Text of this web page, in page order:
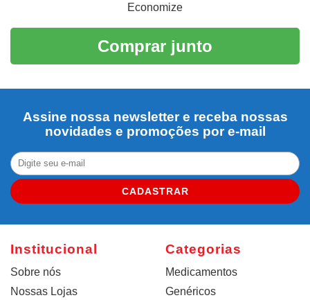
Economize
Comprar junto
Assine nossa newsletter e receba nossas
novidades e promoções por e-mail
CADASTRAR
Institucional
Sobre nós
Nossas Lojas
Categorias
Medicamentos
Genéricos